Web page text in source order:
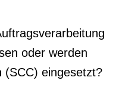
oder werden
(SCC) eingesetzt?